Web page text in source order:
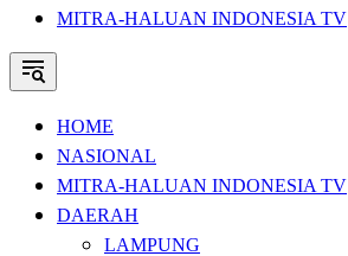
MITRA-HALUAN INDONESIA TV
HOME
NASIONAL
MITRA-HALUAN INDONESIA TV
DAERAH
LAMPUNG